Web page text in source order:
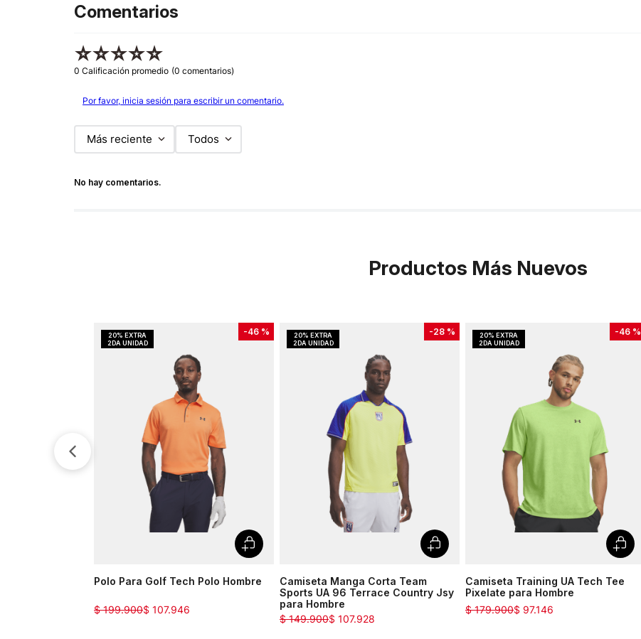
Comentarios
☆☆☆☆☆
0 Calificación promedio (0 comentarios)
Por favor, inicia sesión para escribir un comentario.
Más reciente Todos
No hay comentarios.
Productos Más Nuevos
-46 %
Polo Para Golf Tech Polo Hombre
$ 107.946
$ 199.900
-28 %
Camiseta Manga Corta Team
Sports UA 96 Terrace Country Jsy
para Hombre
$ 107.928
$ 149.900
-46 %
Camiseta Training UA Tech Tee
Pixelate para Hombre
$ 97.146
$ 179.900